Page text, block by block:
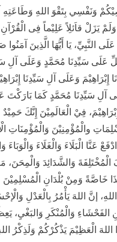
وَنَفْسِي بِتَقْوَ اللهِ
يَزَلْ قاَئلِاً عَلِيْماً فِى
النَّبِيِّ، يَا أَيُّهَا الَّذِينَ
عَلَى سَيِّدِنَا مُحَمَّدٍ وَعَلَى آلِ
وَعَلَى آلِ سَيِّدِنَا
آلِ سَيِّدِنَا مُحَمَّدٍ كَمَا بَارَكْتَ
فِيْ الْعَالَمِيْنَ إِنَّكَ حَمِيْدٌ
والْمُؤْمِنِيْنَ وَالْمُؤْمِنَاتِ
عَنَّا الْبَلَاءَ وَالْغَلَاءَ
وَالشَّدَائِدَ وَالْمِحَنَ،
خَاصَّةً وَمِنْ بُلْدَانِ
إنَّ اللهَ يَأْمُرُ بِالْعَدْلِ
الفَحْشَاءِ وَالْمُنْكَرِ وَالبَغْيِ،
الْعَظِيْمَ يَذْكُرْكُمْ وَلَذِكْرُ